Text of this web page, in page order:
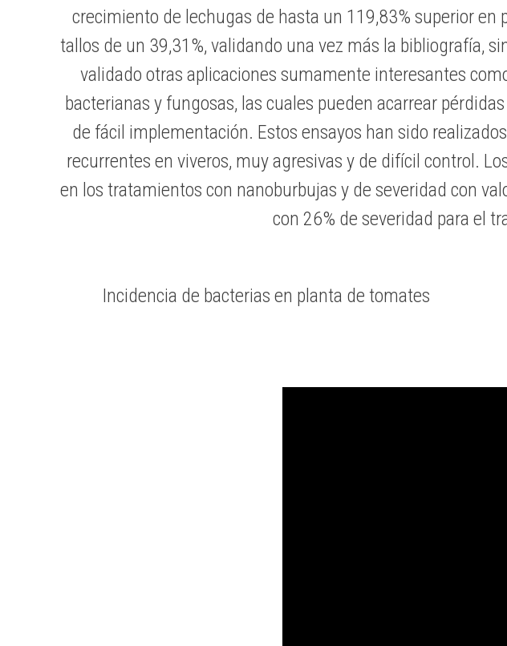
crecimiento de lechugas de hasta un 119,83% superior
tallos de un 39,31%, validando una vez más la bibliografía,
validado otras aplicaciones sumamente interesantes
bacterianas y fungosas, las cuales pueden acarrear
de fácil implementación. Estos ensayos han sido
recurrentes en viveros, muy agresivas y de difícil control.
en los tratamientos con nanoburbujas y de severidad con
con 26% de severidad para el
Incidencia de bacterias en planta de tomates